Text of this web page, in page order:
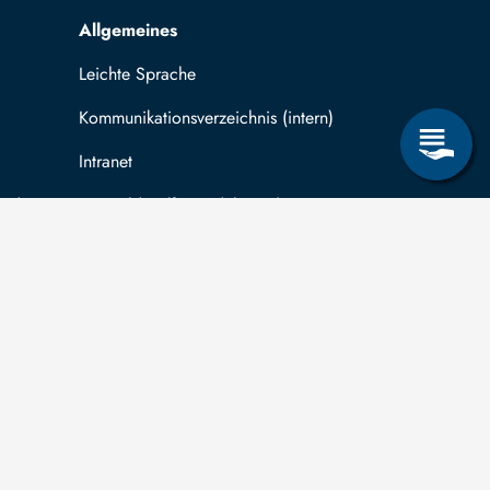
Allgemeines
Leichte Sprache
Kommunikationsverzeichnis (intern)
Intranet
Mit TUBAF Login anmelden